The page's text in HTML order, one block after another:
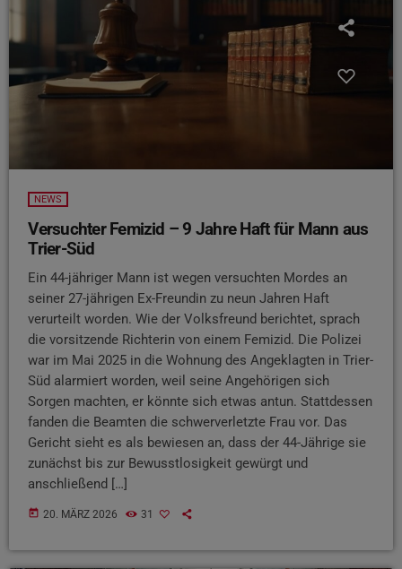
NEWS
Versuchter Femizid – 9 Jahre Haft für Mann aus
Trier-Süd
Ein 44-jähriger Mann ist wegen versuchten Mordes an
seiner 27-jährigen Ex-Freundin zu neun Jahren Haft
verurteilt worden. Wie der Volksfreund berichtet, sprach
die vorsitzende Richterin von einem Femizid. Die Polizei
war im Mai 2025 in die Wohnung des Angeklagten in Trier-
Süd alarmiert worden, weil seine Angehörigen sich
Sorgen machten, er könnte sich etwas antun. Stattdessen
fanden die Beamten die schwerverletzte Frau vor. Das
Gericht sieht es als bewiesen an, dass der 44-Jährige sie
zunächst bis zur Bewusstlosigkeit gewürgt und
anschließend […]
today 20. MÄRZ 2026 31